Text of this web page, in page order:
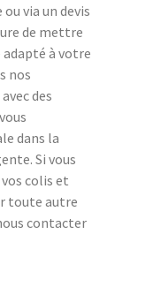
via un devis
de mettre
à votre
nos
des
dans la
Si vous
colis et
toute autre
contacter